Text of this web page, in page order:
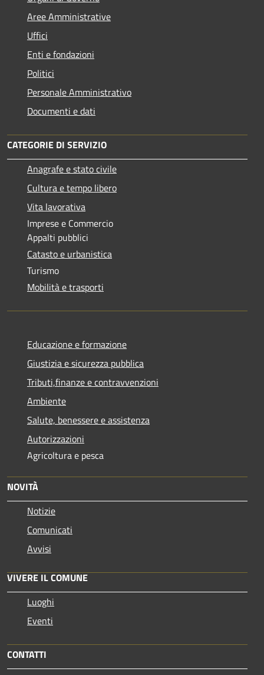
Aree Amministrative
Uffici
Enti e fondazioni
Politici
Personale Amministrativo
Documenti e dati
CATEGORIE DI SERVIZIO
Anagrafe e stato civile
Cultura e tempo libero
Vita lavorativa
Imprese e Commercio
Appalti pubblici
Catasto e urbanistica
Turismo
Mobilità e trasporti
Educazione e formazione
Giustizia e sicurezza pubblica
Tributi,finanze e contravvenzioni
Ambiente
Salute, benessere e assistenza
Autorizzazioni
Agricoltura e pesca
NOVITÀ
Notizie
Comunicati
Avvisi
VIVERE IL COMUNE
Luoghi
Eventi
CONTATTI